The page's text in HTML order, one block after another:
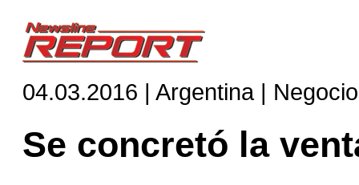
04.03.2016 | Argentina |
Se concretó la